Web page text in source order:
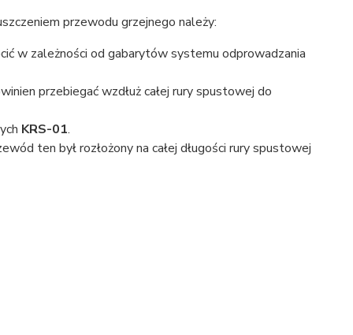
przewodu grzejnego należy:
w zależności od gabarytów systemu odprowadzania
przebiegać wzdłuż całej rury spustowej do
KRS-01.
ten był rozłożony na całej długości rury spustowej